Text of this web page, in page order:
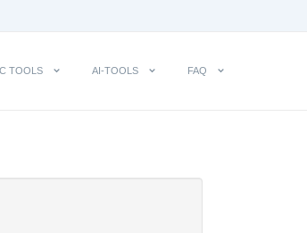
TOOLS AI-TOOLS FAQ